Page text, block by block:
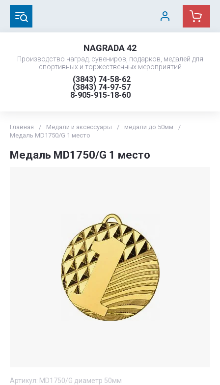
NAGRADA 42
Производство наград, сувениров, подарков, медалей для
спортивных и торжественных мероприятий
(3843) 74-58-62
(3843) 74-97-57
8-905-915-18-60
Главная / Медали и аксессуары / медали до 50мм
/
Медаль MD1750/G 1 место
Медаль MD1750/G 1 место
Артикул: MD1750/G диаметр 50мм